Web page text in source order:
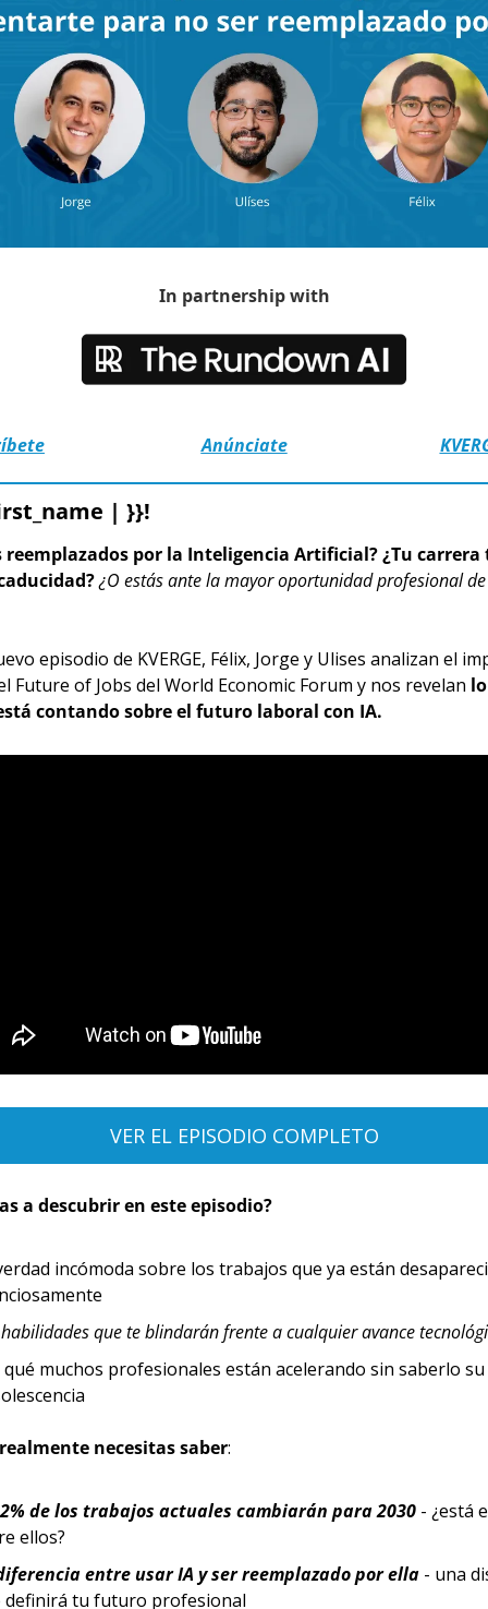
In partnership with
Anúnciate
| }}!
reemplazados por la Inteligencia Artificial? ¿Tu carrera
¿O estás ante la mayor oportunidad profesional
episodio de KVERGE, Félix, Jorge y Ulises analizan el
Future of Jobs del World Economic Forum y nos revelan
contando sobre el futuro laboral con IA.
VER EL EPISODIO COMPLETO
a descubrir en este episodio?
incómoda sobre los trabajos que ya están
que te blindarán frente a cualquier avance
muchos profesionales están acelerando sin saberlo
necesitas saber:
de los trabajos actuales cambiarán para 2030 - ¿está
ellos?
entre usar IA y ser reemplazado por ella - una
definirá tu futuro profesional